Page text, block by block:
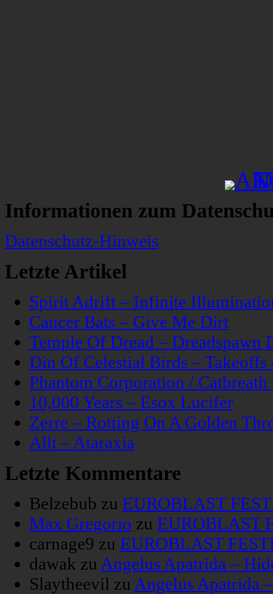
Informationen zum
Datenschutz-Hinweis
Letzte Artikel
Spirit Adrift – Infinite
Cancer Bats – Give Me Dirt
Temple Of Dread – Dreadspawn
Din Of Celestial Birds –
Phantom Corporation /
10,000 Years – Esox Lucifer
Zerre – Rotting On A Golden
Allt – Ataraxia
Letzte Kommentare
Belzebub zu EUROBLAST
Max Gregorio zu EUROBLAST
carnage9 zu EUROBLAST
dawak zu Angelus Apatrida –
Slaytheevil zu Angelus Apatrida